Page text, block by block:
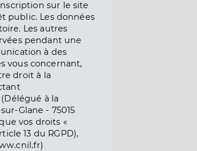
sur le site
public. Les données
Les autres
pendant une
à des
vous concernant,
droit à la
à la
Glane - 75015
vos droits «
13 du RGPD),